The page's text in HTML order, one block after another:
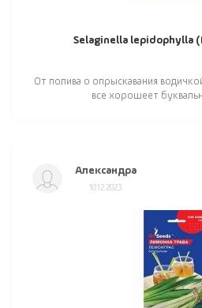
Selaginella lepidophylla
От полива о опрыскавания
все хорошеет
Александра
10.12.2023